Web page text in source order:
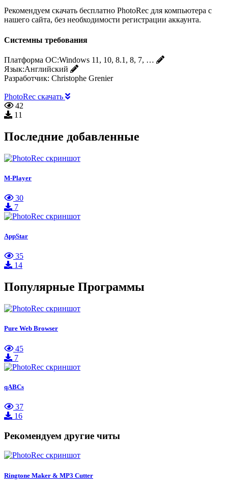
Рекомендуем скачать бесплатно PhotoRec для компьютера с
нашего сайта, без необходимости регистрации аккаунта.
Системны требования
Платформа ОС:Windows 11, 10, 8.1, 8, 7, …
Язык:Английский
Разработчик: Christophe Grenier
PhotoRec скачать
42
11
Последние добавленные
M-Player
30
7
AppStar
35
14
Популярные Программы
Pure Web Browser
45
7
qABCs
37
16
Рекомендуем другие читы
Ringtone Maker & MP3 Cutter